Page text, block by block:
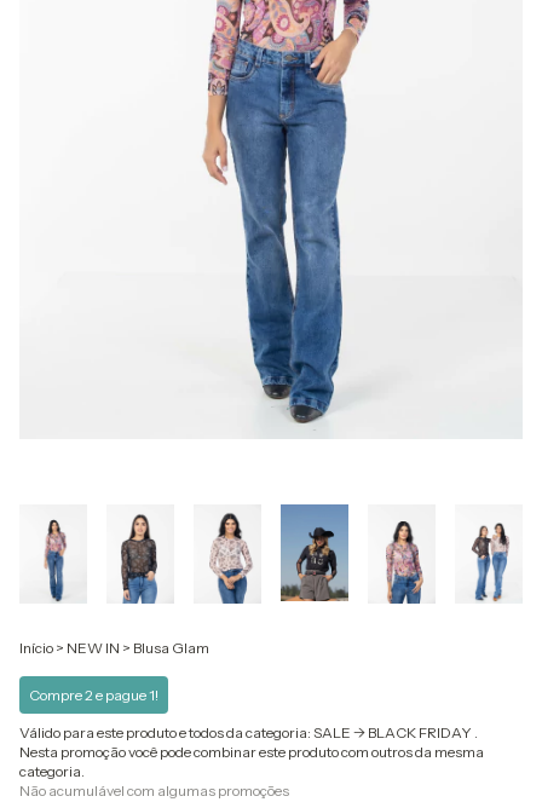
Início > NEW IN > Blusa Glam
Compre 2 e pague 1!
Válido para este produto e todos da categoria: SALE -> BLACK FRIDAY .
Nesta promoção você pode combinar este produto com outros da mesma
categoria.
Não acumulável com algumas promoções